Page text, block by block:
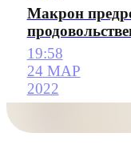
Макрон
19:58
24 МАР
2022